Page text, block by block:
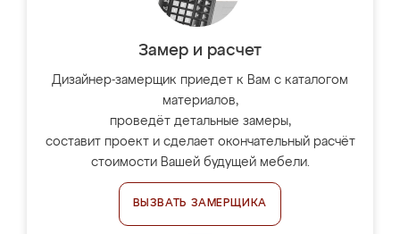
Замер и расчет
Дизайнер-замерщик приедет к Вам с каталогом
материалов,
проведёт детальные замеры,
составит проект и сделает окончательный расчёт
стоимости Вашей будущей мебели.
ВЫЗВАТЬ ЗАМЕРЩИКА